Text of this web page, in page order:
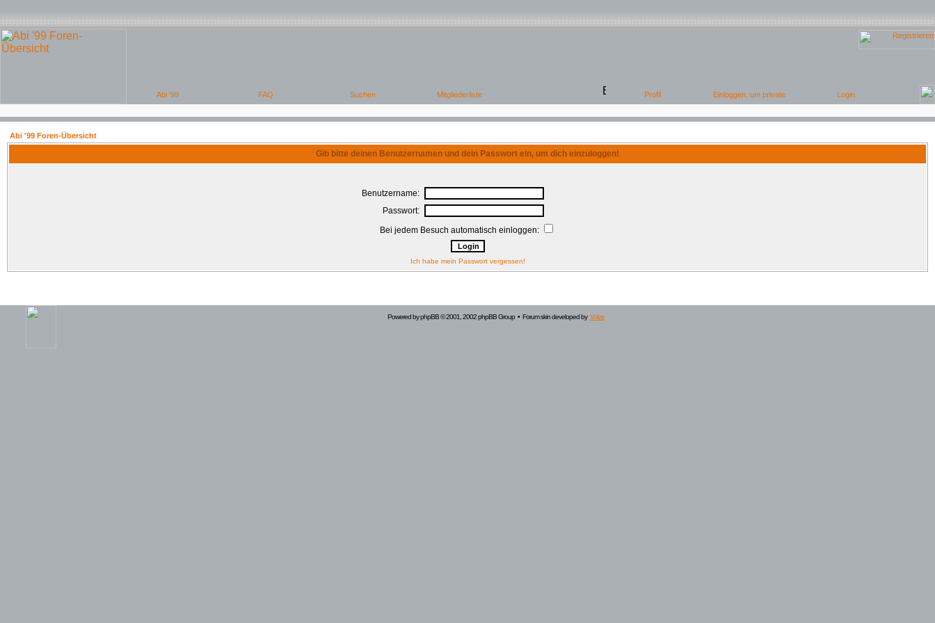
Abi '99 Foren-Übersicht
Gib bitte deinen Benutzernamen und dein Passwort ein, um dich einzuloggen!
Benutzername:
Passwort:
Bei jedem Besuch automatisch einloggen:
Ich habe mein Passwort vergessen!
Powered byphpBB© 2001, 2002 phpBB Group • Forum skin developed by Volize